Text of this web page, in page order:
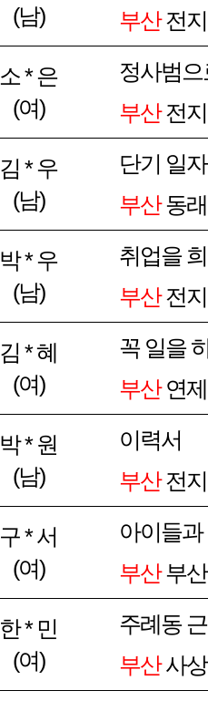
(남) 부산전
소 * 은
(여)
정사범
부산전
김 * 우
(남)
단기 일
부산동
박 * 우
(남)
취업을
부산전
김 * 혜
(여)
꼭 일을
부산연
박 * 원
(남)
이력서
부산전
구 * 서
(여)
아이들
부산부
한 * 민
(여)
주례동
부산사